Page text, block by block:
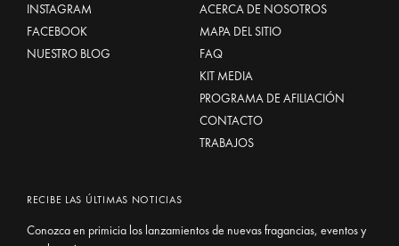
INSTAGRAM
FACEBOOK
NUESTRO BLOG
ACERCA DE NOSOTROS
MAPA DEL SITIO
FAQ
KIT MEDIA
PROGRAMA DE AFILIACIÓN
CONTACTO
TRABAJOS
RECIBE LAS ÚLTIMAS NOTICIAS
Conozca en primicia los lanzamientos de nuevas fragancias, eventos y